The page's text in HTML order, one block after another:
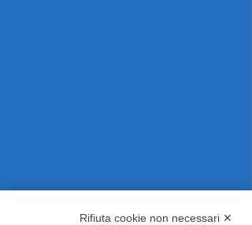
Rifiuta cookie non necessari ✕